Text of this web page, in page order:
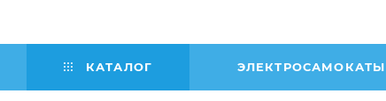
КАТАЛОГ ЭЛЕКТРОСАМОКАТЫ